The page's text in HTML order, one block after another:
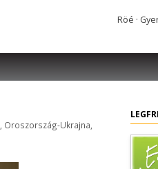
Röé ·
Oroszország-Ukrajna